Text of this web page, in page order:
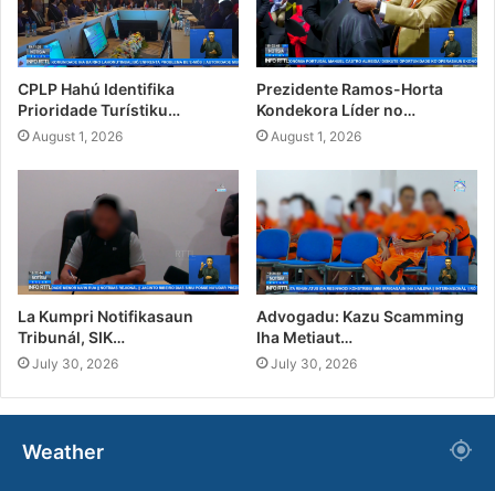
CPLP Hahú Identifika
Prioridade Turístiku…
August 1, 2026
Prezidente Ramos-Horta
Kondekora Líder no…
August 1, 2026
La Kumpri Notifikasaun
Tribunál, SIK…
July 30, 2026
Advogadu: Kazu Scamming
Iha Metiaut…
July 30, 2026
Weather